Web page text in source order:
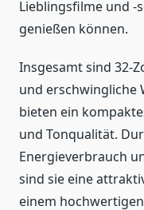
Lieblingsfilme und -
genießen können.
Insgesamt sind 32-
und erschwingliche
bieten ein
und Tonqualität.
Energieverbrauch
sind sie eine
einem